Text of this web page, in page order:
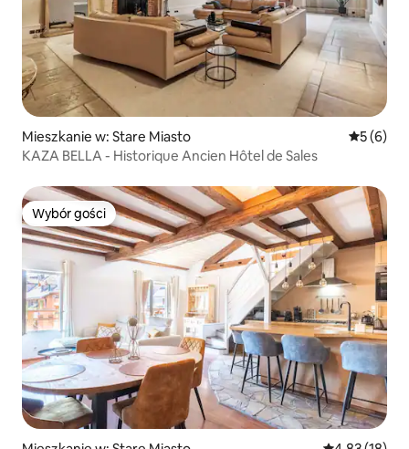
Mieszkanie w: Stare Miasto Średnia
5 (6)
KAZA BELLA - Historique Ancien Hôtel de Sales
Wybór gości
Wybór gości